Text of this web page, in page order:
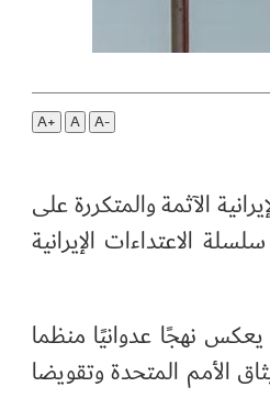
A+
A A-
الآثمة والمتكررة على
الاعتداءات الإيرانية
يعكس نهجًا عدوانيًا منظما
الأمم المتحدة وتقويضا